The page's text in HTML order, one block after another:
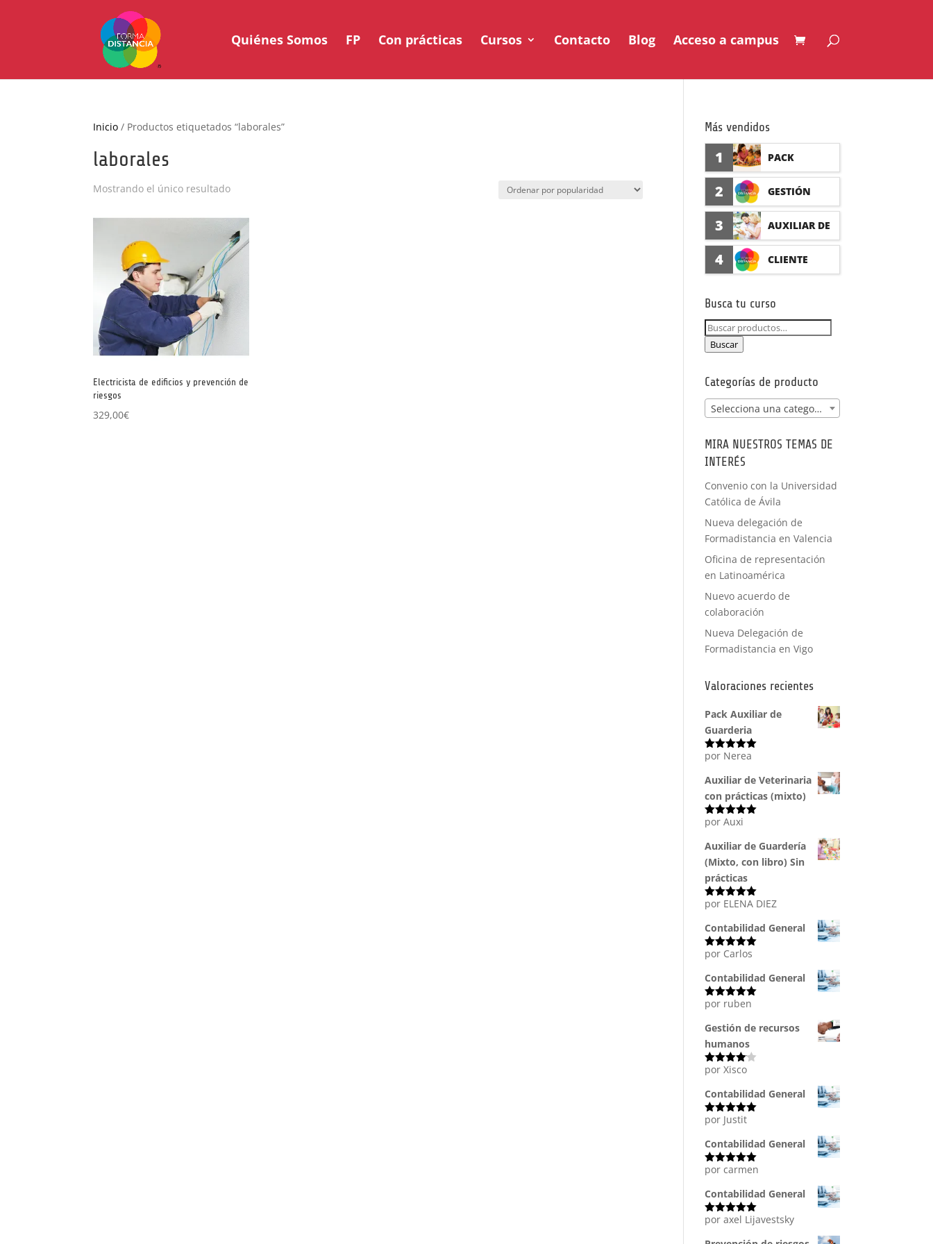
Quiénes Somos FP Con prácticas Cursos Contacto Blog Acceso a campus
Inicio / Productos etiquetados “laborales”
laborales
Mostrando el único resultado
Electricista de edificios y prevención de
riesgos
329,00€
Más vendidos
1 PACK
AUXILIAR DE
GUARDERÍA
CON
2 GESTIÓN
SEGURO DE
ACCIDENTES
(PRÁCTICAS
FORMATIVAS)
3 AUXILIAR DE
FARMACIA Y
IA CON
PRÁCTICAS
4 CLIENTE
Busca tu curso
Buscar
por:
Buscar
Categorías de producto
Selecciona una categoría
MIRA NUESTROS TEMAS DE
INTERÉS
Convenio con la Universidad
Católica de Ávila
Nueva delegación de
Formadistancia en Valencia
Oficina de representación
en Latinoamérica
Nuevo acuerdo de
colaboración
Nueva Delegación de
Formadistancia en Vigo
Valoraciones recientes
Pack Auxiliar de
Guarderia
Valorado
por Nerea
Auxiliar de Veterinaria
con prácticas (mixto)
Valorado
por Auxi
Auxiliar de Guardería
(Mixto, con libro) Sin
prácticas
Valorado
por ELENA DIEZ
Contabilidad General
Valorado
por Carlos
Contabilidad General
Valorado
por ruben
Gestión de recursos
humanos
Valorado
5
por Xisco
Contabilidad General
Valorado
por Justit
Contabilidad General
Valorado
por carmen
Contabilidad General
Valorado
por axel Lijavestsky